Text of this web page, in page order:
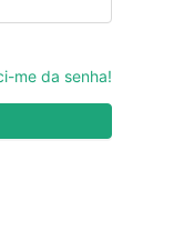
me da senha!